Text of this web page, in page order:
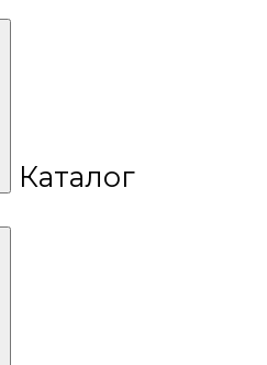
Каталог